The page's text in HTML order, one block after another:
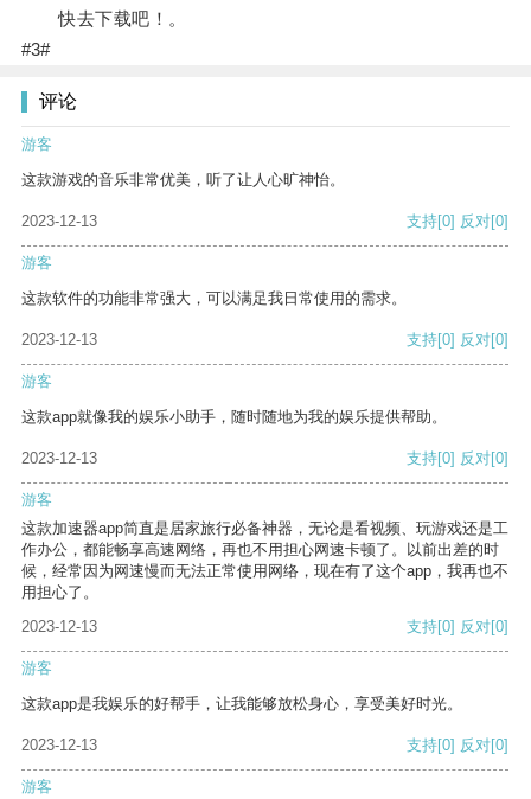
快去下载吧！。
#3#
评论
游客
这款游戏的音乐非常优美，听了让人心旷神怡。
2023-12-13 支持[0] 反对[0]
游客
这款软件的功能非常强大，可以满足我日常使用的需求。
2023-12-13 支持[0] 反对[0]
游客
这款app就像我的娱乐小助手，随时随地为我的娱乐提供帮助。
2023-12-13 支持[0] 反对[0]
游客
这款加速器app简直是居家旅行必备神器，无论是看视频、玩游戏还是工
作办公，都能畅享高速网络，再也不用担心网速卡顿了。以前出差的时
候，经常因为网速慢而无法正常使用网络，现在有了这个app，我再也不
用担心了。
2023-12-13
支持[0] 反对[0]
游客
这款app是我娱乐的好帮手，让我能够放松身心，享受美好时光。
2023-12-13 支持[0] 反对[0]
游客